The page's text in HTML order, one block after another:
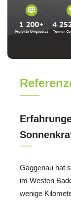
Gaggenau hat
im Westen
wenige